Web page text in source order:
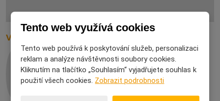
Vtipy o manželství
Hubatá černoška 29. 05. 2025
Tento web využívá cookies
Tento web používá k poskytování služeb, personalizaci
reklam a analýze návštěvnosti soubory cookies.
Kliknutím na tlačítko „Souhlasím“ vyjadřujete souhlas k
použití všech cookies. Zobrazit podrobnosti